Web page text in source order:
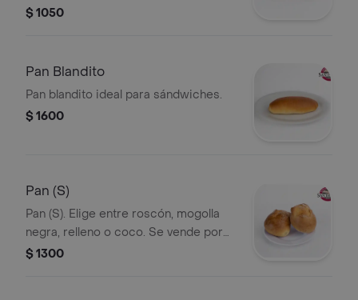
$ 1050
Pan Blandito
Pan blandito ideal para sándwiches.
$ 1600
Pan (S)
Pan (S). Elige entre roscón, mogolla
negra, relleno o coco. Se vende por
unidad.
$ 1300